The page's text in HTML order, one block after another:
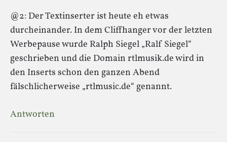
@2: Der Textinserter ist heute eh etwas
durcheinander. In dem Cliffhanger vor der letzten
Werbepause wurde Ralph Siegel „Ralf Siegel“
geschrieben und die Domain rtlmusik.de wird in
den Inserts schon den ganzen Abend
fälschlicherweise „rtlmusic.de“ genannt.
Antworten